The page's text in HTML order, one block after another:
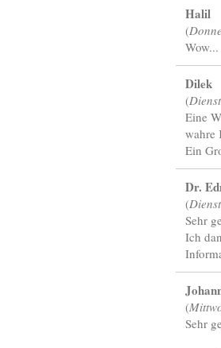
Halil
(
Wow...
Dilek
(
Eine
wahre
Ein
Dr.
(
Sehr
Ich
(
Sehr